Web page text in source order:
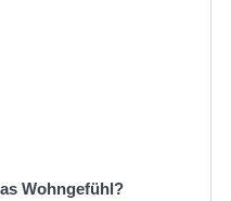
Wohngefühl?